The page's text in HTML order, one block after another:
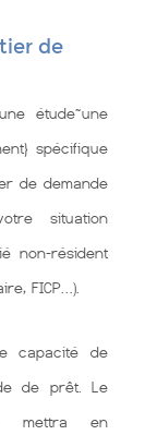
de
étude~une
spécifique
de demande
situation
non-résident
FICP…).
capacité de
de prêt. Le
mettra en